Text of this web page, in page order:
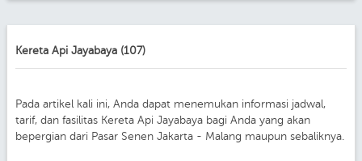
Kereta Api Jayabaya (107)
Pada artikel kali ini, Anda dapat menemukan informasi jadwal,
tarif, dan fasilitas Kereta Api Jayabaya bagi Anda yang akan
bepergian dari Pasar Senen Jakarta - Malang maupun sebaliknya.